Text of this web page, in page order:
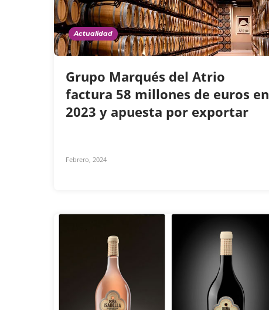
Actualidad
Grupo Marqués del Atrio
factura 58 millones de euros en
2023 y apuesta por exportar
Febrero, 2024